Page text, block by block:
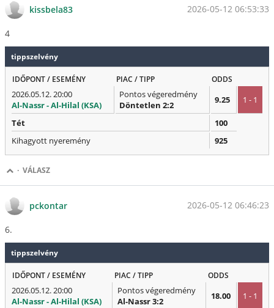
kissbela83 2026-05-12 06:53:33
4
tippszelvény
IDŐPONT / ESEMÉNY PIAC / TIPP ODDS
2026.05.12. 20:00
Al-Nassr - Al-Hilal (KSA)
Pontos végeredmény
Döntetlen 2:2
9.25 1 - 1
Tét
100
Kihagyott nyeremény
925
· VÁLASZ
pckontar 2026-05-12 06:46:23
6.
tippszelvény
IDŐPONT / ESEMÉNY PIAC / TIPP ODDS
2026.05.12. 20:00
Al-Nassr - Al-Hilal (KSA)
Pontos végeredmény
Al-Nassr 3:2
18.00 1 - 1